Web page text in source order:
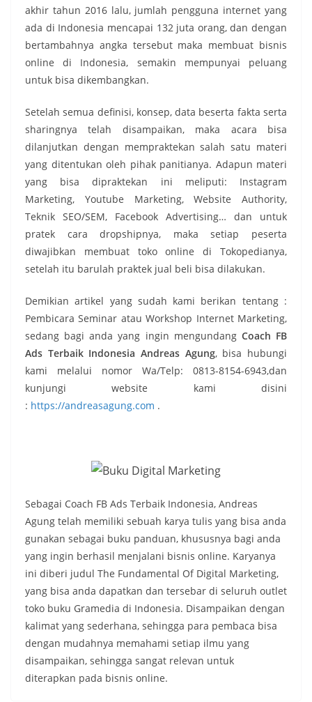
akhir tahun 2016 lalu, jumlah pengguna internet yang
ada di Indonesia mencapai 132 juta orang, dan dengan
bertambahnya angka tersebut maka membuat bisnis
online di Indonesia, semakin mempunyai peluang
untuk bisa dikembangkan.
Setelah semua definisi, konsep, data beserta fakta serta
sharingnya telah disampaikan, maka acara bisa
dilanjutkan dengan mempraktekan salah satu materi
yang ditentukan oleh pihak panitianya. Adapun materi
yang bisa dipraktekan ini meliputi: Instagram
Marketing, Youtube Marketing, Website Authority,
Teknik SEO/SEM, Facebook Advertising… dan untuk
pratek cara dropshipnya, maka setiap peserta
diwajibkan membuat toko online di Tokopedianya,
setelah itu barulah praktek jual beli bisa dilakukan.
Demikian artikel yang sudah kami berikan tentang :
Pembicara Seminar atau Workshop Internet Marketing,
sedang bagi anda yang ingin mengundang Coach FB
Ads Terbaik Indonesia Andreas Agung, bisa hubungi
kami melalui nomor Wa/Telp: 0813-8154-6943,dan
kunjungi website kami disini
: https://andreasagung.com .
Sebagai Coach FB Ads Terbaik Indonesia, Andreas
Agung telah memiliki sebuah karya tulis yang bisa anda
gunakan sebagai buku panduan, khususnya bagi anda
yang ingin berhasil menjalani bisnis online. Karyanya
ini diberi judul The Fundamental Of Digital Marketing,
yang bisa anda dapatkan dan tersebar di seluruh outlet
toko buku Gramedia di Indonesia. Disampaikan dengan
kalimat yang sederhana, sehingga para pembaca bisa
dengan mudahnya memahami setiap ilmu yang
disampaikan, sehingga sangat relevan untuk
diterapkan pada bisnis online.